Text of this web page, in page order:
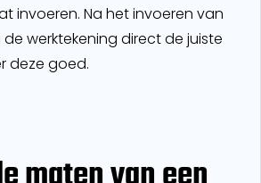
invoeren. Na het invoeren van
werktekening direct de juiste
deze goed.